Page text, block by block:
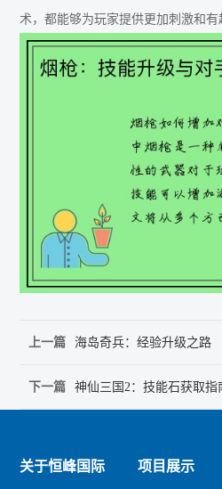
术，都能够为玩家提供更加刺激和有
上一篇 海岛奇兵：经验升级之路
下一篇 神仙三国2：技能石获取指
关于恒峰国际 项目展示